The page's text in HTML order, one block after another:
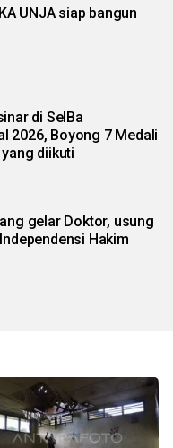
UNJA siap bangun
di SeIBa
2026, Boyong 7 Medali
diikuti
gelar Doktor, usung
Hakim